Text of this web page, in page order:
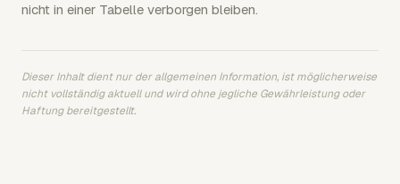
nicht in einer Tabelle verborgen bleiben.
Dieser Inhalt dient nur der allgemeinen Information, ist möglicherweise
nicht vollständig aktuell und wird ohne jegliche Gewährleistung oder
Haftung bereitgestellt.